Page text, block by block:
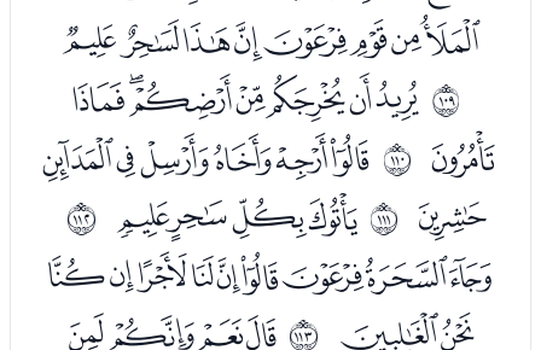
ﮀﮁﮂﮃﮄﮅﮆﮇ
ﱬ ﮉﮊﮋﮌﮍﮎﮏ
ﮐ ﱭ ﮒﮓﮔﮕﮖﮗ
ﮘ ﱮ ﮚﮛﮜﮝ ﱯ
ﮟﮠﮡﮢﮣﮤﮥﮦﮧ
ﮨﮩ ﱰ ﮫﮬﮭﮮ